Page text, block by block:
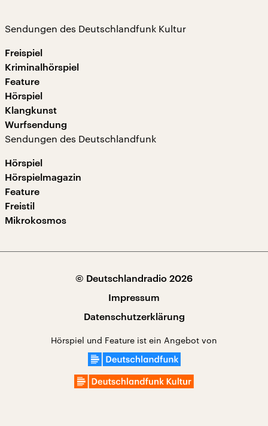
Sendungen des Deutschlandfunk Kultur
Freispiel
Kriminalhörspiel
Feature
Hörspiel
Klangkunst
Wurfsendung
Sendungen des Deutschlandfunk
Hörspiel
Hörspielmagazin
Feature
Freistil
Mikrokosmos
© Deutschlandradio 2026
Impressum
Datenschutzerklärung
Hörspiel und Feature ist ein Angebot von